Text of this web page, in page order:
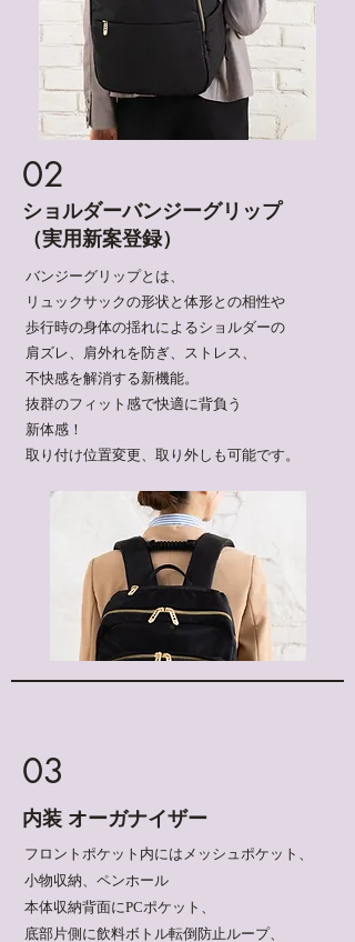
02
ショルダーバンジーグリップ
​（実用新案登録）
​バンジーグリップとは、
リュックサックの形状と体形との相性や
歩行時の身体の揺れによるショルダーの
肩ズレ、肩外れを防ぎ、ストレス、
不快感を解消する新機能。
抜群のフィット感で快適に背負う
新体感！
​取り付け位置変更、取り外しも可能です。
03
​内装 オーガナイザー
フロントポケット内には メッシュポケット、
小物収納、 ペンホール
本体収納背面にPCポケット、
底部片側に飲料ボトル転倒防止ループ、